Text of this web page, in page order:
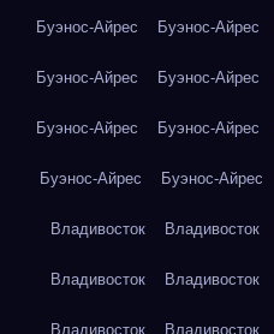
Буэнос-Айрес Буэнос-Айрес
Буэнос-Айрес Буэнос-Айрес
Буэнос-Айрес Буэнос-Айрес
Буэнос-Айрес Буэнос-Айрес
Владивосток Владивосток
Владивосток Владивосток
Владивосток Владивосток